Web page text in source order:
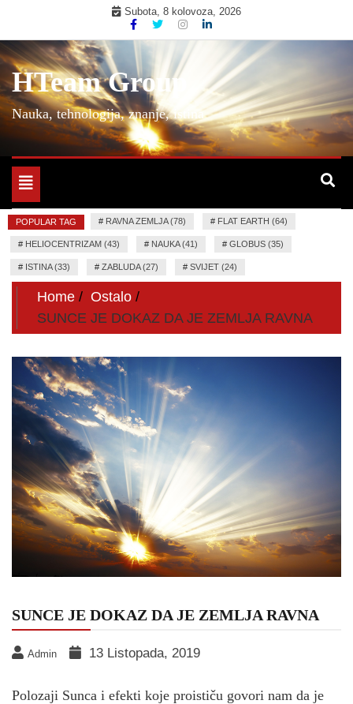
content
Subota, 8 kolovoza, 2026
HTeam Group
Nauka, tehnologija, znanje, istina
Toggle
navigation
POPULAR TAG # RAVNA ZEMLJA (78) # FLAT EARTH (64)
# HELIOCENTRIZAM (43) # NAUKA (41) # GLOBUS (35)
# ISTINA (33) # ZABLUDA (27) # SVIJET (24)
Home
Ostalo
SUNCE JE DOKAZ DA JE ZEMLJA RAVNA
SUNCE JE DOKAZ DA JE ZEMLJA RAVNA
Admin 13 Listopada, 2019
Polozaji Sunca i efekti koje proističu govori nam da je